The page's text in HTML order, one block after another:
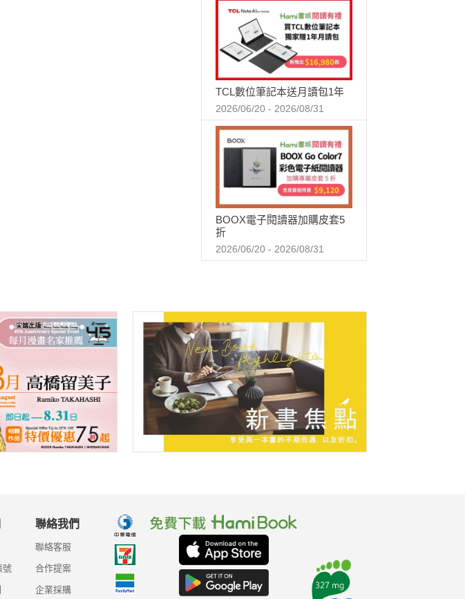
TCL數位筆記本送月讀包1年
2026/06/20 - 2026/08/31
BOOX電子閱讀器加購皮套5
折
2026/06/20 - 2026/08/31
號
聯絡我們
聯絡客服
合作提案
企業採購